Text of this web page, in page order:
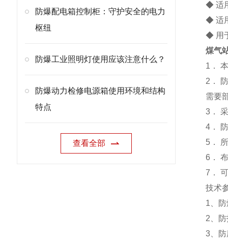
防爆配电箱控制柜：守护安全的电力
枢纽
防爆工业照明灯使用应该注意什么？
防爆动力检修电源箱使用环境和结构
特点
查看全部
◆ 适
◆ 适
◆ 用
煤气
1．
2．
需要
3．
4．
5．
6．
7．
技术
1、
2、
3、